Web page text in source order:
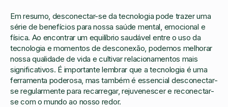
Em resumo, desconectar-se da tecnologia pode trazer uma
série de benefícios para nossa saúde mental, emocional e
física. Ao encontrar um equilíbrio saudável entre o uso da
tecnologia e momentos de desconexão, podemos melhorar
nossa qualidade de vida e cultivar relacionamentos mais
significativos. É importante lembrar que a tecnologia é uma
ferramenta poderosa, mas também é essencial desconectar-
se regularmente para recarregar, rejuvenescer e reconectar-
se com o mundo ao nosso redor.